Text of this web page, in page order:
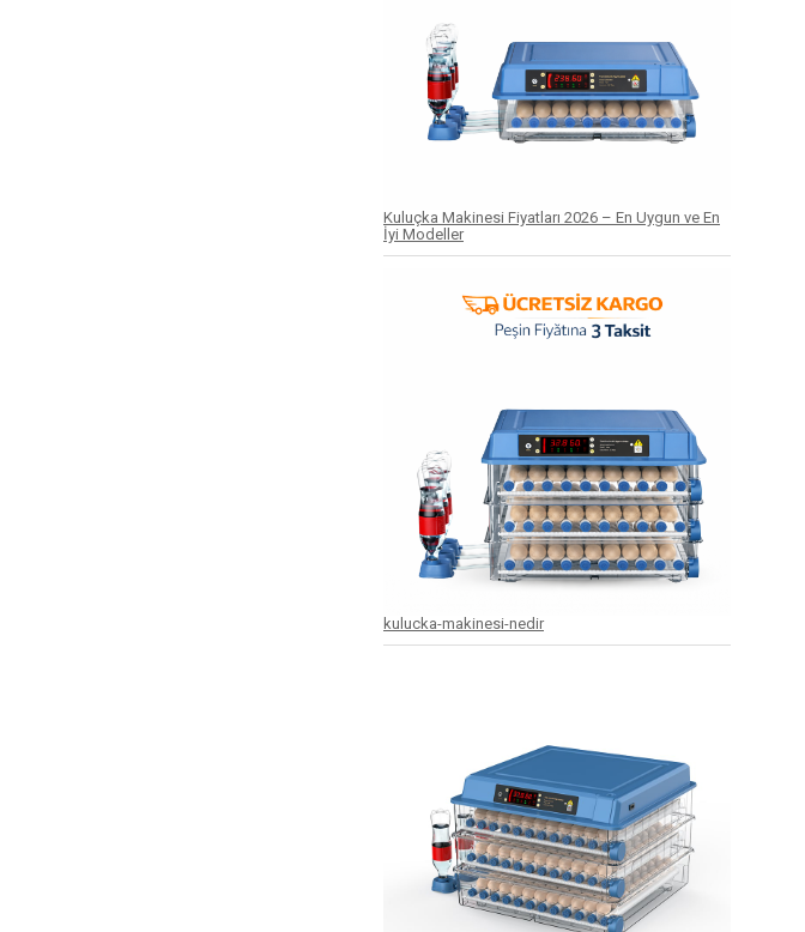
Kuluçka Makinesi Fiyatları 2026 – En Uygun ve En
İyi Modeller
kulucka-makinesi-nedir